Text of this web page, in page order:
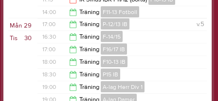
12:00
13:15
14:00 Träning F11-13 Fotboll
16:00
29
Mån v.5
17:00 Träning P-12/13 IB
18:00
30
Tis 16:30 Träning F-14/15
17:30
17:00 Träning F16/17 IB
18:00
18:00 Träning F10-13 IB
19:00
18:30 Träning P15 IB
19:30
19:00 Träning A-lag Herr Div 1